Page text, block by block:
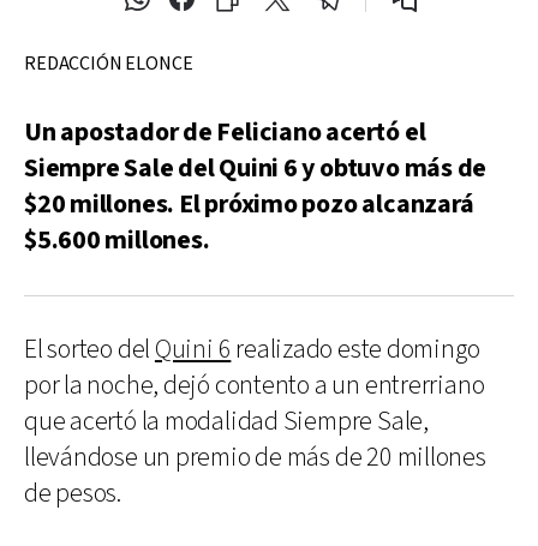
REDACCIÓN ELONCE
Un apostador de Feliciano acertó el
Siempre Sale del Quini 6 y obtuvo más de
$20 millones. El próximo pozo alcanzará
$5.600 millones.
El sorteo del Quini 6 realizado este domingo
por la noche, dejó contento a un entrerriano
que acertó la modalidad Siempre Sale,
llevándose un premio de más de 20 millones
de pesos.